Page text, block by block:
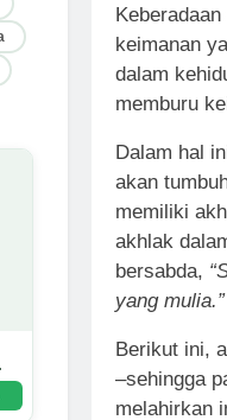
keimanan
dalam
memburu
Dalam hal
akan
memiliki
akhlak
bersabda,
yang mulia.”
Berikut ini,
–sehingga
melahirkan